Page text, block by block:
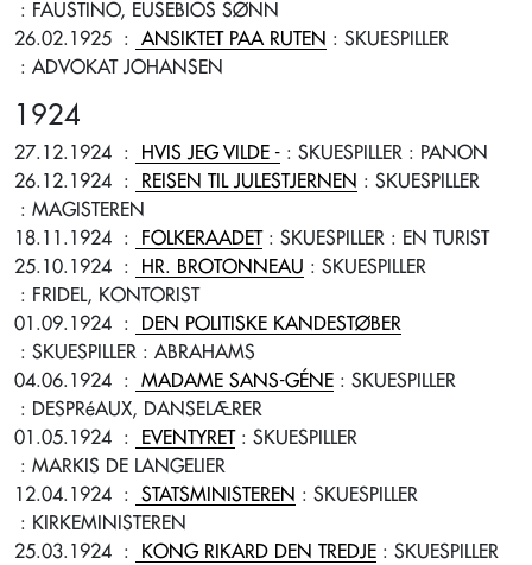
: FAUSTINO, EUSEBIOS SØNN
26.02.1925 : ANSIKTET PAA RUTEN : SKUESPILLER
: ADVOKAT JOHANSEN
1924
27.12.1924 : HVIS JEG VILDE - : SKUESPILLER : PANON
26.12.1924 : REISEN TIL JULESTJERNEN : SKUESPILLER
: MAGISTEREN
18.11.1924 : FOLKERAADET: SKUESPILLER : EN TURIST
25.10.1924 : HR. BROTONNEAU : SKUESPILLER
: FRIDEL, KONTORIST
01.09.1924 :
DEN POLITISKE KANDESTØBER
: SKUESPILLER : ABRAHAMS
04.06.1924 : MADAME SANS-GÉNE : SKUESPILLER
: DESPRéAUX, DANSELÆRER
01.05.1924 : EVENTYRET: SKUESPILLER
: MARKIS DE LANGELIER
12.04.1924 : STATSMINISTEREN : SKUESPILLER
: KIRKEMINISTEREN
25.03.1924 : KONG RIKARD DEN TREDJE : SKUESPILLER